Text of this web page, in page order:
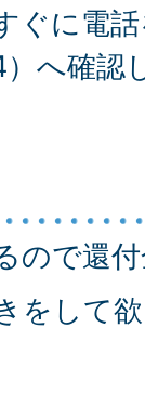
ぐに電
へ確認
ので還
をして